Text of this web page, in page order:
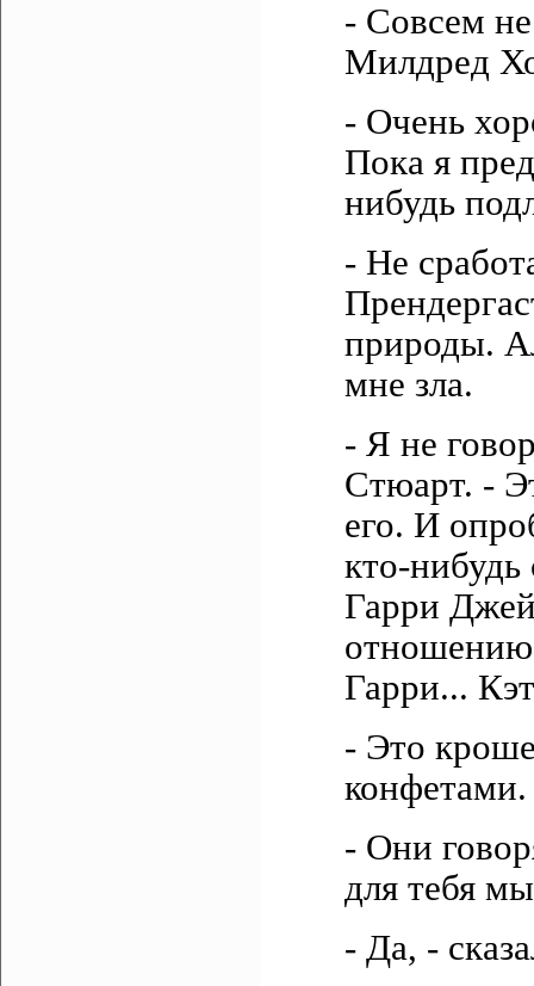
- Совсем
Милдред
- Очень
Пока я
нибудь
- Не
природы.
мне зла.
- Я не
Стюарт. -
его. И
кто-нибудь
Гарри
Гарри...
- Это
конфетами.
- Они
для тебя
- Да, -